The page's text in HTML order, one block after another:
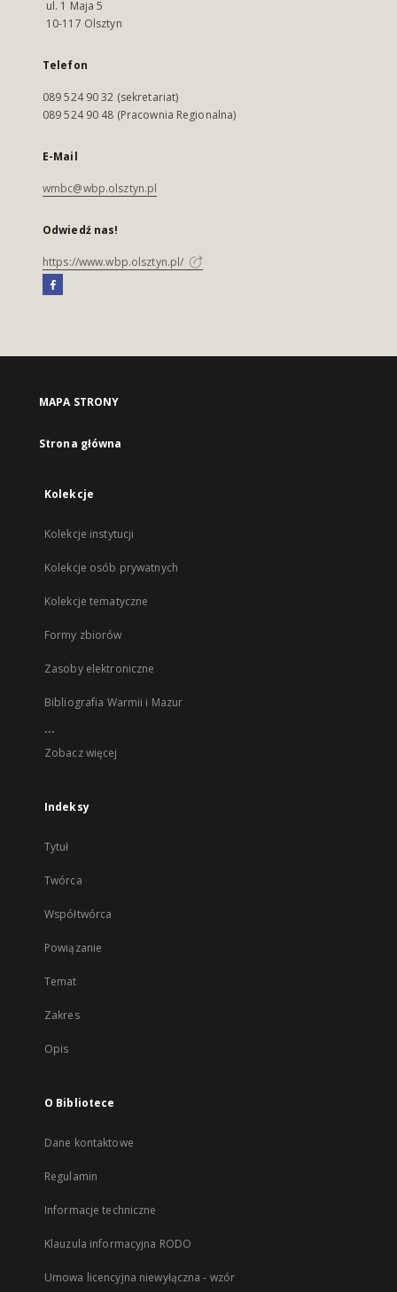
ul. 1 Maja 5
10-117 Olsztyn
Telefon
089 524 90 32 (sekretariat)
089 524 90 48 (Pracownia Regionalna)
E-Mail
wmbc@wbp.olsztyn.pl
Odwiedź nas!
https://www.wbp.olsztyn.pl/
MAPA STRONY
Strona główna
Kolekcje
Kolekcje instytucji
Kolekcje osób prywatnych
Kolekcje tematyczne
Formy zbiorów
Zasoby elektroniczne
Bibliografia Warmii i Mazur
...
Zobacz więcej
Indeksy
Tytuł
Twórca
Współtwórca
Powiązanie
Temat
Zakres
Opis
O Bibliotece
Dane kontaktowe
Regulamin
Informacje techniczne
Klauzula informacyjna RODO
Umowa licencyjna niewyłączna - wzór